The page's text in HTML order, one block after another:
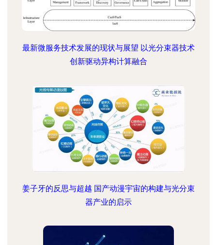
最新微服务技术发展的现状与展望 以光分束器技术
创新驱动异构计算融合
姜子牙的反思与超越 国产动漫宇宙的构建与光分束
器产业的启示